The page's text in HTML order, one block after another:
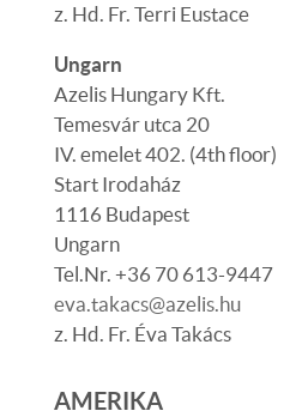
z. Hd. Fr. Terri Eustace
Ungarn
Azelis Hungary Kft.
Temesvár utca 20
IV. emelet 402. (4th floor)
Start Irodaház
1116 Budapest
Ungarn
Tel.Nr. +36 70 613-9447
eva.takacs@azelis.hu
z. Hd. Fr. Éva Takács
AMERIKA